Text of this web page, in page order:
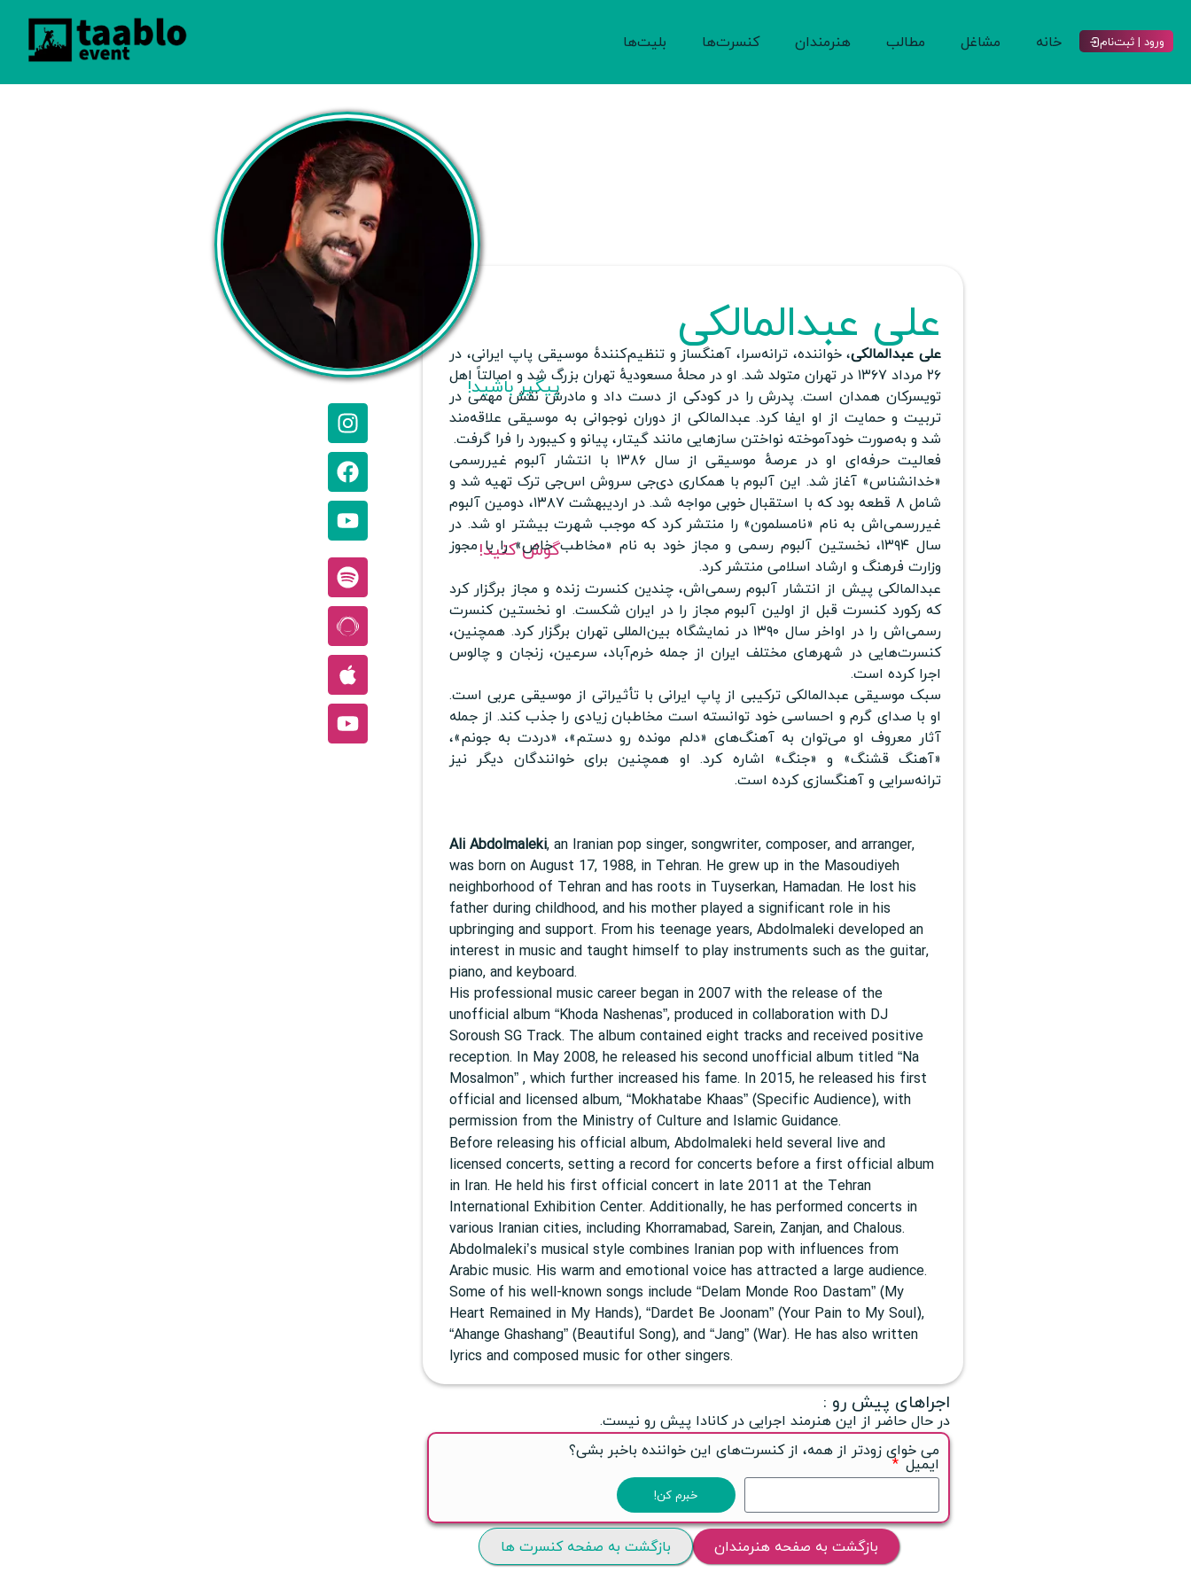
ورود | ثبت‌نام خانه مشاغل مطالب هنرمندان کنسرت‌ها بلیت‌ها
پیگیر باشید!
گوش کنید!
علی عبدالمالکی
علی عبدالمالکی، خواننده، ترانه‌سرا، آهنگساز و تنظیم‌کنندهٔ موسیقی پاپ ایرانی، در
۲۶ مرداد ۱۳۶۷ در تهران متولد شد.
او در محلهٔ مسعودیهٔ تهران بزرگ شد و اصالتاً اهل
تویسرکان همدان است. پدرش را در کودکی از دست داد و مادرش نقش مهمی در
تربیت و حمایت از او ایفا کرد. عبدالمالکی از دوران نوجوانی به موسیقی علاقه‌مند
شد و به‌صورت خودآموخته نواختن سازهایی مانند گیتار، پیانو و کیبورد را فرا گرفت.
فعالیت حرفه‌ای او در عرصهٔ موسیقی از سال ۱۳۸۶ با انتشار آلبوم غیررسمی
«خدانشناس» آغاز شد. این آلبوم با همکاری دی‌جی سروش اس‌جی ترک تهیه شد و
شامل ۸ قطعه بود که با استقبال خوبی مواجه شد. در اردیبهشت ۱۳۸۷، دومین آلبوم
غیررسمی‌اش به نام «نامسلمون» را منتشر کرد که موجب شهرت بیشتر او شد. در
سال ۱۳۹۴، نخستین آلبوم رسمی و مجاز خود به نام «مخاطب خاص» را با مجوز
وزارت فرهنگ و ارشاد اسلامی منتشر کرد.
عبدالمالکی پیش از انتشار آلبوم رسمی‌اش، چندین کنسرت زنده و مجاز برگزار کرد
که رکورد کنسرت قبل از اولین آلبوم مجاز را در ایران شکست. او نخستین کنسرت
رسمی‌اش را در اواخر سال ۱۳۹۰ در نمایشگاه بین‌المللی تهران برگزار کرد. همچنین،
کنسرت‌هایی در شهرهای مختلف ایران از جمله خرم‌آباد، سرعین، زنجان و چالوس
اجرا کرده است.
سبک موسیقی عبدالمالکی ترکیبی از پاپ ایرانی با تأثیراتی از موسیقی عربی است.
او با صدای گرم و احساسی خود توانسته است مخاطبان زیادی را جذب کند. از جمله
آثار معروف او می‌توان به آهنگ‌های «دلم مونده رو دستم»، «دردت به جونم»،
«آهنگ قشنگ» و «جنگ» اشاره کرد. او همچنین برای خوانندگان دیگر نیز
ترانه‌سرایی و آهنگسازی کرده است.
Ali Abdolmaleki, an Iranian pop singer, songwriter, composer, and arranger,
was born on August 17, 1988, in Tehran. He grew up in the Masoudiyeh
neighborhood of Tehran and has roots in Tuyserkan, Hamadan. He lost his
father during childhood, and his mother played a significant role in his
upbringing and support. From his teenage years, Abdolmaleki developed an
interest in music and taught himself to play instruments such as the guitar,
piano, and keyboard.
His professional music career began in 2007 with the release of the
unofficial album “Khoda Nashenas”, produced in collaboration with DJ
Soroush SG Track. The album contained eight tracks and received positive
reception. In May 2008, he released his second unofficial album titled “Na
Mosalmon” , which further increased his fame. In 2015, he released his first
official and licensed album, “Mokhatabe Khaas” (Specific Audience), with
permission from the Ministry of Culture and Islamic Guidance.
Before releasing his official album, Abdolmaleki held several live and
licensed concerts, setting a record for concerts before a first official album
in Iran. He held his first official concert in late 2011 at the Tehran
International Exhibition Center. Additionally, he has performed concerts in
various Iranian cities, including Khorramabad, Sarein, Zanjan, and Chalous.
Abdolmaleki’s musical style combines Iranian pop with influences from
Arabic music. His warm and emotional voice has attracted a large audience.
Some of his well-known songs include “Delam Monde Roo Dastam” (My
Heart Remained in My Hands), “Dardet Be Joonam” (Your Pain to My Soul),
“Ahange Ghashang” (Beautiful Song), and “Jang” (War). He has also written
lyrics and composed music for other singers.
اجراهای پیش رو :
در حال حاضر از این هنرمند اجرایی در کانادا پیش رو نیست.
می خوای زودتر از همه، از کنسرت‌های این خواننده باخبر بشی؟
ایمیل
خبرم کن!
بازگشت به صفحه هنرمندان بازگشت به صفحه کنسرت ها